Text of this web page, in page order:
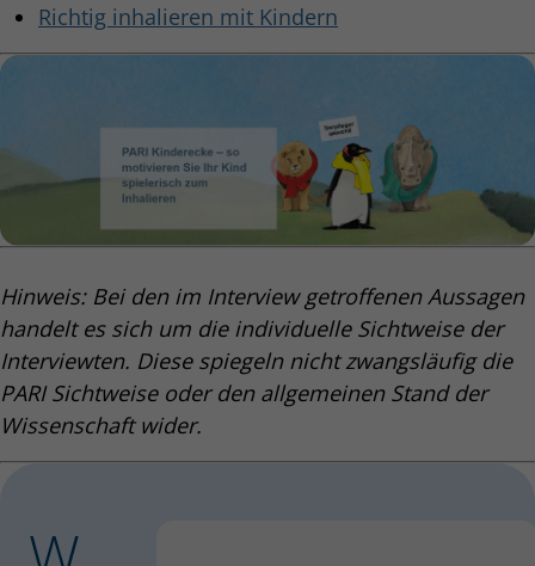
Richtig inhalieren mit Kindern
Hinweis: Bei den im Interview getroffenen Aussagen
handelt es sich um die individuelle Sichtweise der
Interviewten. Diese spiegeln nicht zwangsläufig die
PARI Sichtweise oder den allgemeinen Stand der
Wissenschaft wider.